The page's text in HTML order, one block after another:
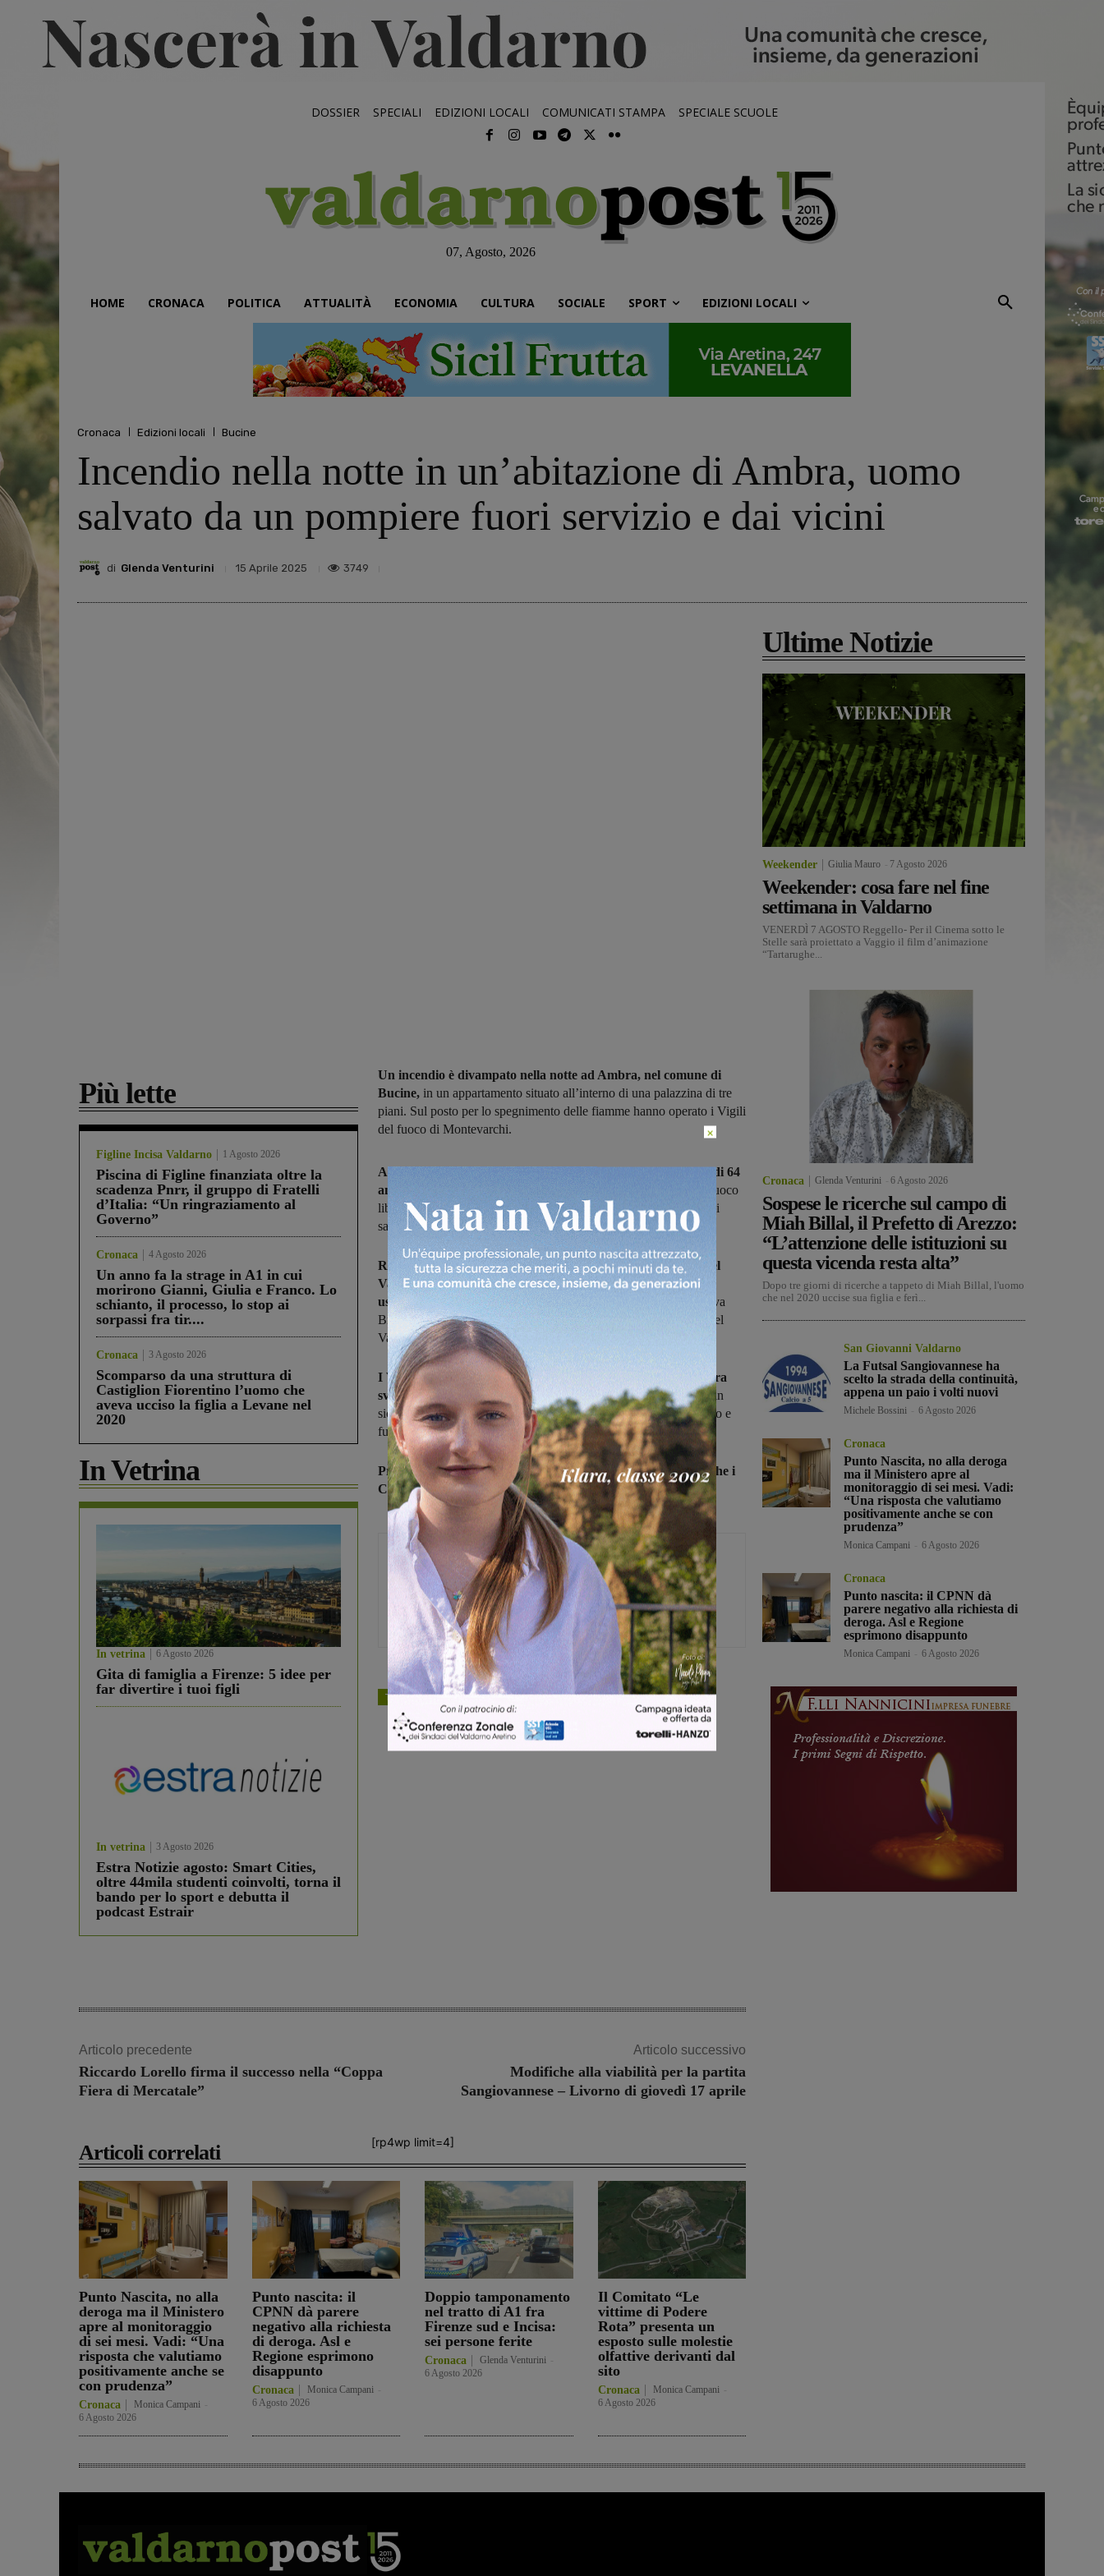
DOSSIER SPECIALI EDIZIONI LOCALI COMUNICATI STAMPA SPECIALE SCUOLE
07, Agosto, 2026
HOME CRONACA POLITICA ATTUALITÀ ECONOMIA CULTURA SOCIALE SPORT EDIZIONI LOCALI
Cronaca Edizioni locali Bucine
Incendio nella notte in un’abitazione di Ambra, uomo
salvato da un pompiere fuori servizio e dai vicini
di Glenda Venturini 15 Aprile 2025 3749
Più lette
Figline Incisa Valdarno 1 Agosto 2026
Piscina di Figline finanziata oltre la
scadenza Pnrr, il gruppo di Fratelli
d’Italia: “Un ringraziamento al
Governo”
Cronaca 4 Agosto 2026
Un anno fa la strage in A1 in cui
morirono Gianni, Giulia e Franco. Lo
schianto, il processo, lo stop ai
sorpassi fra tir....
Cronaca 3 Agosto 2026
Scomparso da una struttura di
Castiglion Fiorentino l’uomo che
aveva ucciso la figlia a Levane nel
2020
In Vetrina
In vetrina 6 Agosto 2026
Gita di famiglia a Firenze: 5 idee per
far divertire i tuoi figli
In vetrina 3 Agosto 2026
Estra Notizie agosto: Smart Cities,
oltre 44mila studenti coinvolti, torna il
bando per lo sport e debutta il
podcast Estrair
Un incendio è divampato nella notte ad Ambra, nel comune di
Bucine, in un appartamento situato all’interno di una palazzina di tre
piani. Sul posto per lo spegnimento delle fiamme hanno operato i Vigili
del fuoco di Montevarchi.
All’arrivo dei pompieri, l’unico occupante la casa , un uomo di 64
anni , era già stato portato fuori dall’abitazione da un Vigile del Fuoco
libero dal servizio e da altre persone presenti in zona e assistito dai
sanitari.
Rimasto gravemente ustionato, è stato portato all’ospedale del
Valdarno in codice rosso e poi trasferito al reparto grandi
ustionati a Pisacon l’ambulanza della Misericordia di Terranuova
Bracciolini. I soccorsi hanno visto l’intervento dell’auto medica del
Valdarno e dell’ambulanza della Misericordia di Montevarchi.
I Vigili del Fuoco intervenuti hanno spento l’incendio che si era
sviluppato dal divano
dove la persona dormiva, e hanno messo in
sicurezza la zona. L’appartamento , per i danni provocati dal fuoco e
fumo, è stato dichiarato inagibile.
Presenti sul posto oltre Vigili del Fuoco e sanitari del 118, anche i
Carabinieri di Bucine.
Glenda Venturini
Capo redattore
TAGS cronaca bucine
Articolo precedente
Riccardo Lorello firma il successo nella “Coppa
Fiera di Mercatale”
Articolo successivo
Modifiche alla viabilità per la partita
Sangiovannese – Livorno di giovedì 17 aprile
[rp4wp limit=4]
Articoli correlati
Punto Nascita, no alla
deroga ma il Ministero
apre al monitoraggio
di sei mesi. Vadi: “Una
risposta che valutiamo
positivamente anche se
con prudenza”
Cronaca Monica Campani
6 Agosto 2026
Punto nascita: il
CPNN dà parere
negativo alla richiesta
di deroga. Asl e
Regione esprimono
disappunto
Cronaca Monica Campani
6 Agosto 2026
Doppio tamponamento
nel tratto di A1 fra
Firenze sud e Incisa:
sei persone ferite
Cronaca Glenda Venturini
6 Agosto 2026
Il Comitato “Le
vittime di Podere
Rota” presenta un
esposto sulle molestie
olfattive derivanti dal
sito
Cronaca Monica Campani
6 Agosto 2026
Ultime Notizie
Weekender Giulia Mauro 7 Agosto 2026
Weekender: cosa fare nel fine
settimana in Valdarno
VENERDÌ 7 AGOSTO Reggello- Per il Cinema sotto le
Stelle sarà proiettato a Vaggio il film d’animazione
“Tartarughe...
Cronaca Glenda Venturini 6 Agosto 2026
Sospese le ricerche sul campo di
Miah Billal, il Prefetto di Arezzo:
“L’attenzione delle istituzioni su
questa vicenda resta alta”
Dopo tre giorni di ricerche a tappeto di Miah Billal, l'uomo
che nel 2020 uccise sua figlia e ferì...
San Giovanni Valdarno
La Futsal Sangiovannese ha
scelto la strada della continuità,
appena un paio i volti nuovi
Michele Bossini 6 Agosto 2026
Cronaca
Punto Nascita, no alla deroga
ma il Ministero apre al
monitoraggio di sei mesi. Vadi:
“Una risposta che valutiamo
positivamente anche se con
prudenza”
Monica Campani 6 Agosto 2026
Cronaca
Punto nascita: il CPNN dà
parere negativo alla richiesta di
deroga. Asl e Regione
esprimono disappunto
Monica Campani 6 Agosto 2026
×